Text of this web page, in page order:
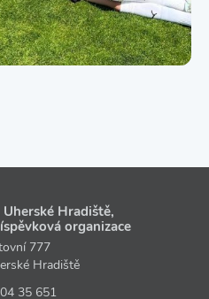
Hradiště,
organizace
777
Hradiště
35 651